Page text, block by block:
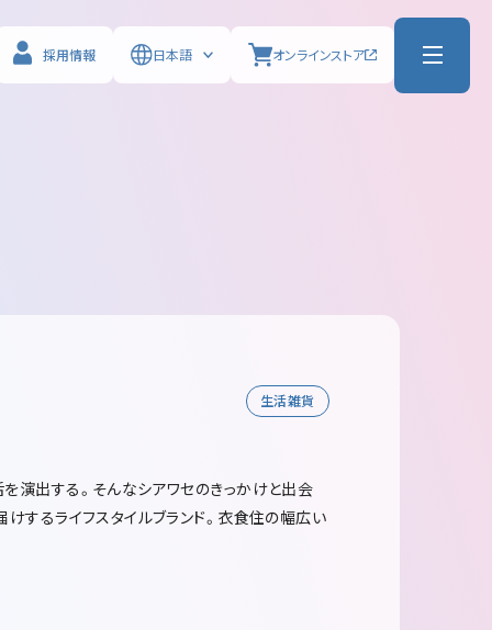
採用情報 日本語 オンラインストア
生活雑貨
演出する。そんなシアワセのきっかけと出会
けするライフスタイルブランド。衣食住の幅広い